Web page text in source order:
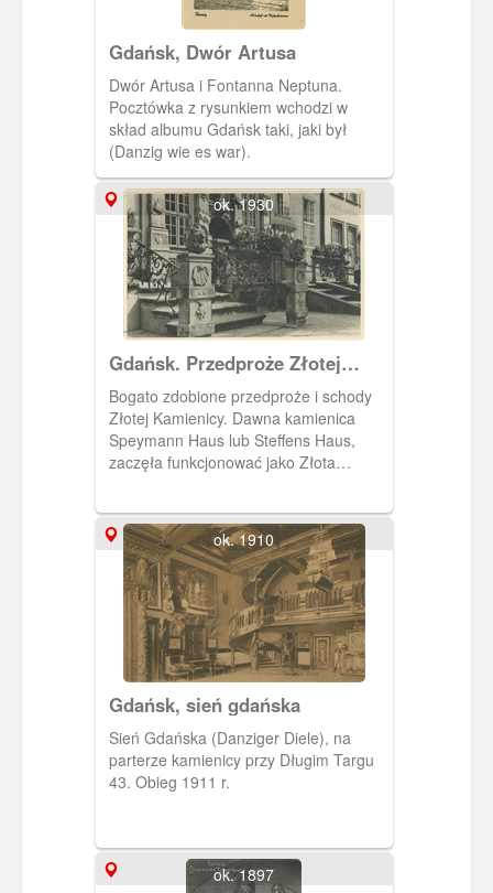
Gdańsk, Dwór Artusa
Dwór Artusa i Fontanna Neptuna.
Pocztówka z rysunkiem wchodzi w
skład albumu Gdańsk taki, jaki był
(Danzig wie es war).
ok. 1930
Gdańsk. Przedproże Złotej
Kamienicy
Bogato zdobione przedproże i schody
Złotej Kamienicy. Dawna kamienica
Speymann Haus lub Steffens Haus,
zaczęła funkcjonować jako Złota
wojennych.
ok. 1910
Gdańsk, sień gdańska
Sień Gdańska (Danziger Diele), na
parterze kamienicy przy Długim Targu
43. Obieg 1911 r.
ok. 1897